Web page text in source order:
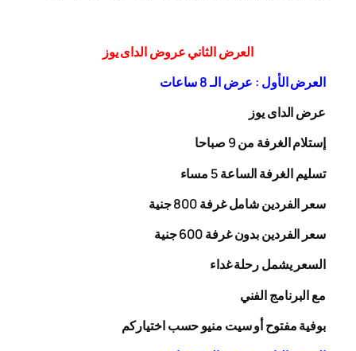
العرض الثاني عروض الداى يوز
العرض الأول : عرض الـ 8 ساعات
عرض الداى يوز
إستلام الغرفة من 9 صباحا
تسليم الغرفة الساعة 5 مساء
سعر الفردين شامل غرفة
800 جنية
سعر الفردين بدون غرفة
600 جنية
السعر يشمل رحلةغداء
مع البرنامج الفني
بوفية مفتوح أو سيت منيو حسب اختياركم